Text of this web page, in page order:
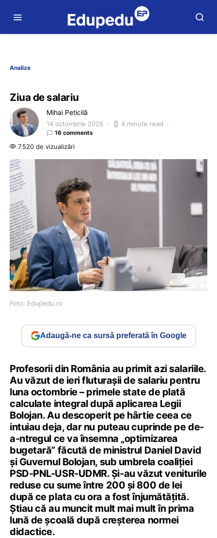
Analize
Ziua de salariu
Mihai Peticilă
14 octombrie 2025 4 minute read
16 comments
7.520 de vizualizări
Foto: Edupedu.ro
Adaugă-ne ca sursă preferată în Google
Profesorii din România au primit azi salariile.
Au văzut de ieri fluturașii de salariu pentru
luna octombrie – primele state de plată
calculate integral după aplicarea Legii
Bolojan. Au descoperit pe hârtie ceea ce
intuiau deja, dar nu puteau cuprinde pe de-
a-ntregul ce va însemna „optimizarea
bugetară” făcută de ministrul Daniel David
și Guvernul Bolojan, sub umbrela coaliției
PSD-PNL-USR-UDMR. Și-au văzut veniturile
reduse cu sume între 200 și 800 de lei
după ce plata cu ora a fost înjumătățită.
Știau că au muncit mult mai mult în prima
lună de școală după creșterea normei
didactice.